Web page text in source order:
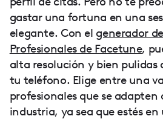
gastar una fortuna en una
elegante. Con el generador
Profesionales de Facetune,
alta resolución y bien pulidas
tu teléfono. Elige entre una
profesionales que se
industria, ya sea que estés